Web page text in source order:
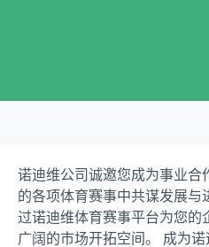
诺迪维公司诚邀您成为事业合
的各项体育赛事中共谋发展与
过诺迪维体育赛事平台为您的
广阔的市场开拓空间。 成为